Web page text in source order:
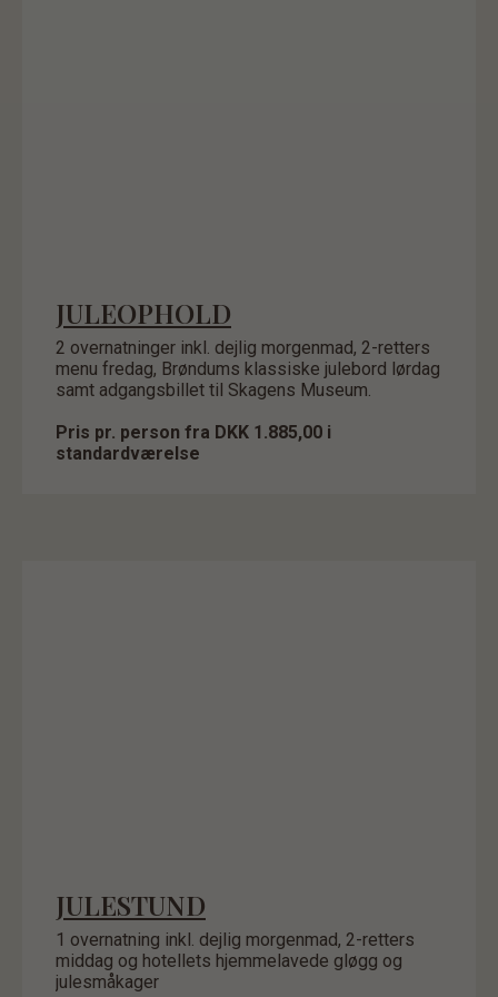
JULEOPHOLD
2 overnatninger inkl. dejlig morgenmad, 2-retters
menu fredag, Brøndums klassiske julebord lørdag
samt adgangsbillet til Skagens Museum.
Pris pr. person fra DKK 1.885,00 i
standardværelse
JULESTUND
1 overnatning inkl. dejlig morgenmad, 2-retters
middag og hotellets hjemmelavede gløgg og
julesmåkager